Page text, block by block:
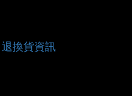
退換貨資訊